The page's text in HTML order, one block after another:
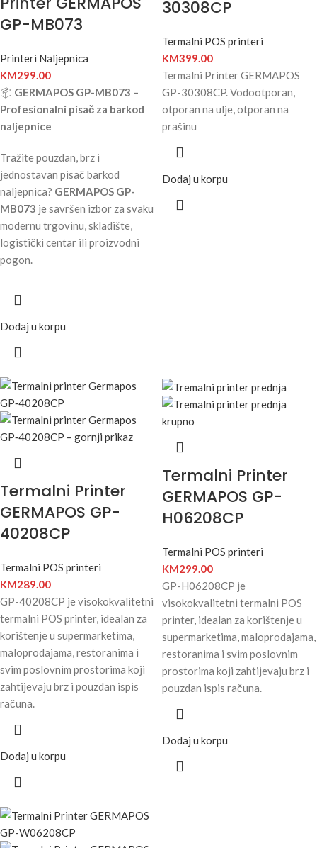
GP-MB073
Printeri Naljepnica
KM299.00
📦 GERMAPOS GP-MB073 –
Profesionalni pisač za barkod
naljepnice
Tražite pouzdan, brz i
jednostavan pisač barkod
naljepnica? GERMAPOS GP-
MB073 je savršen izbor za svaku
modernu trgovinu, skladište,
logistički centar ili proizvodni
pogon.
Dodaj u korpu
30308CP
Termalni POS printeri
KM399.00
Termalni Printer GERMAPOS
GP-30308CP. Vodootporan,
otporan na ulje, otporan na
prašinu
Dodaj u korpu
Termalni Printer
GERMAPOS GP-
40208CP
Termalni POS printeri
KM289.00
GP-40208CP je visokokvalitetni
termalni POS printer, idealan za
korištenje u supermarketima,
maloprodajama, restoranima i
svim poslovnim prostorima koji
zahtijevaju brz i pouzdan ispis
računa.
Dodaj u korpu
Termalni Printer
GERMAPOS GP-
H06208CP
Termalni POS printeri
KM299.00
GP-H06208CP je
visokokvalitetni termalni POS
printer, idealan za korištenje u
supermarketima, maloprodajama,
restoranima i svim poslovnim
prostorima koji zahtijevaju brz i
pouzdan ispis računa.
Dodaj u korpu